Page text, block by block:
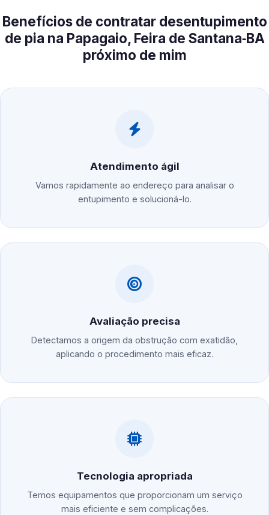
Benefícios de contratar desentupimento
de pia na Papagaio, Feira de Santana‑BA
próximo de mim
Atendimento ágil
Vamos rapidamente ao endereço para analisar o
entupimento e solucioná-lo.
Avaliação precisa
Detectamos a origem da obstrução com exatidão,
aplicando o procedimento mais eficaz.
Tecnologia apropriada
Temos equipamentos que proporcionam um serviço
mais eficiente e sem complicações.